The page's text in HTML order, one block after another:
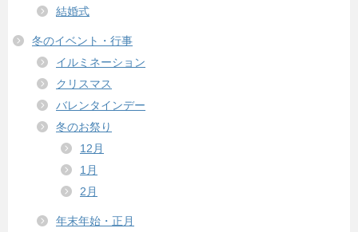
結婚式
冬のイベント・行事
イルミネーション
クリスマス
バレンタインデー
冬のお祭り
12月
1月
2月
年末年始・正月